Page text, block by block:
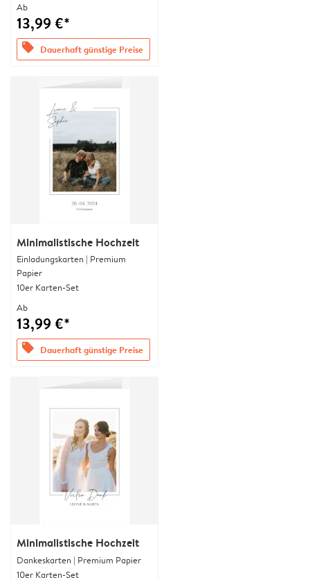
Ab
13,99 €*
offers Dauerhaft günstige Preise
Minimalistische Hochzeit
Einladungskarten | Premium
Papier
10er Karten-Set
Ab
13,99 €*
offers Dauerhaft günstige Preise
Minimalistische Hochzeit
Dankeskarten | Premium Papier
10er Karten-Set